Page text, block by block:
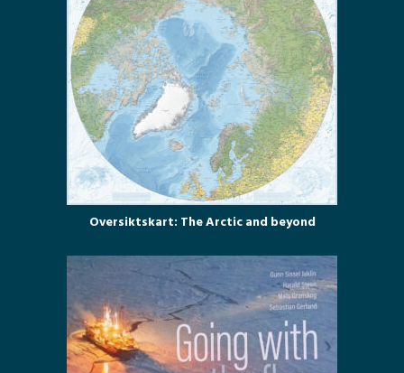
Oversiktskart: The Arctic and beyond